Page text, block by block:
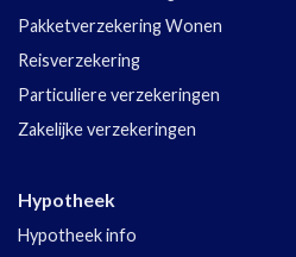
Pakketverzekering Wonen
Reisverzekering
Particuliere verzekeringen
Zakelijke verzekeringen
Hypotheek
Hypotheek info